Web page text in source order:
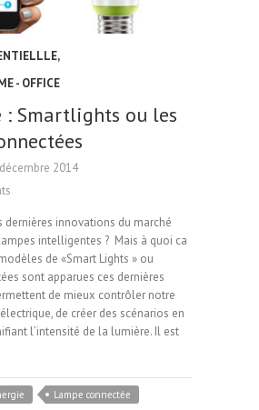
,
- OFFICE
: Smartlights ou les
2014
dernières innovations du marché
intelligentes ? Mais à quoi ca
de «Smart Lights » ou
sont apparues ces dernières
de mieux contrôler notre
de créer des scénarios en
l’intensité de la lumière. Il est
Lampe connectée